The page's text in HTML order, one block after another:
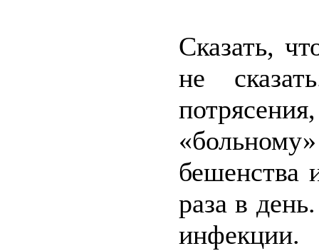
Сказать,
не
бешенства
раза в
инфекции.